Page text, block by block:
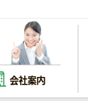
会社案内